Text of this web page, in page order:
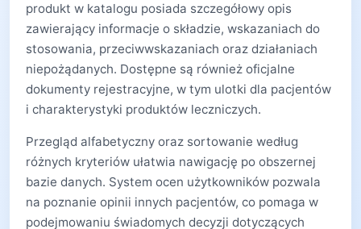
produkt w katalogu posiada szczegółowy opis
zawierający informacje o składzie, wskazaniach do
stosowania, przeciwwskazaniach oraz działaniach
niepożądanych. Dostępne są również oficjalne
dokumenty rejestracyjne, w tym ulotki dla pacjentów
i charakterystyki produktów leczniczych.
Przegląd alfabetyczny oraz sortowanie według
różnych kryteriów ułatwia nawigację po obszernej
bazie danych. System ocen użytkowników pozwala
na poznanie opinii innych pacjentów, co pomaga w
podejmowaniu świadomych decyzji dotyczących